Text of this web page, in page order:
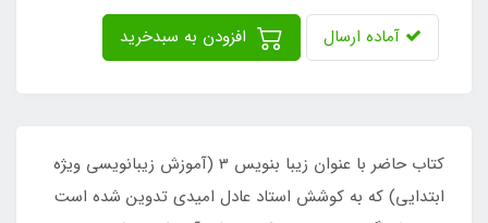
آماده ارسال
کتاب حاضر با عنوان زیبا بنویس 3 (آموزش زیبانویسی ویژه
ابتدایی) که به کوشش استاد عادل امیدی تدوین شده است